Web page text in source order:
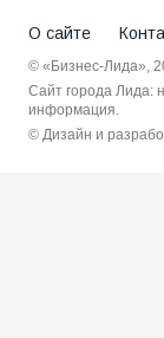
О сайте
© «Бизнес-Лида»,
Сайт города Лида:
информация.
© Дизайн и